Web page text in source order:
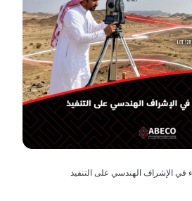
في الإشراف الهندسي على التنفيذ